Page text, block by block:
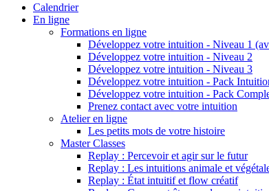
Calendrier
En ligne
Formations en ligne
Développez votre intuition - Niveau 1
Développez votre intuition - Niveau 2
Développez votre intuition - Niveau 3
Développez votre intuition - Pack
Développez votre intuition - Pack
Prenez contact avec votre intuition
Atelier en ligne
Les petits mots de votre histoire
Master Classes
Replay : Percevoir et agir sur le futur
Replay : Les intuitions animale et
Replay : État intuitif et flow créatif